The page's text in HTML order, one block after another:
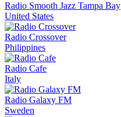
Radio Smooth Jazz Tampa Bay
United States
Radio Crossover
Philippines
Radio Cafe
Italy
Radio Galaxy FM
Sweden